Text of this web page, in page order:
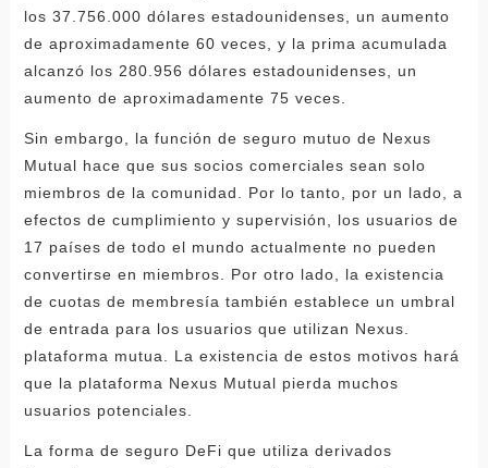
los 37.756.000 dólares estadounidenses, un aumento
de aproximadamente 60 veces, y la prima acumulada
alcanzó los 280.956 dólares estadounidenses, un
aumento de aproximadamente 75 veces.
Sin embargo, la función de seguro mutuo de Nexus
Mutual hace que sus socios comerciales sean solo
miembros de la comunidad. Por lo tanto, por un lado, a
efectos de cumplimiento y supervisión, los usuarios de
17 países de todo el mundo actualmente no pueden
convertirse en miembros. Por otro lado, la existencia
de cuotas de membresía también establece un umbral
de entrada para los usuarios que utilizan Nexus.
plataforma mutua. La existencia de estos motivos hará
que la plataforma Nexus Mutual pierda muchos
usuarios potenciales.
La forma de seguro DeFi que utiliza derivados